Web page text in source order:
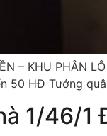
– KHU PHÂN
50 HĐ Tướng
1/46/1